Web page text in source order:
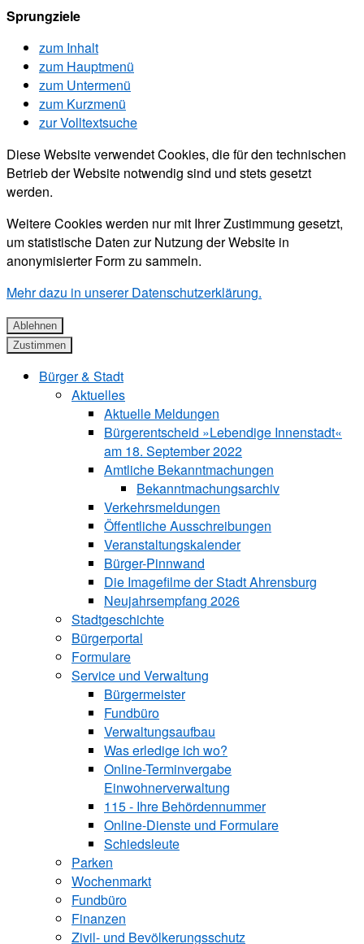
Sprungziele
zum Inhalt
zum Hauptmenü
zum Untermenü
zum Kurzmenü
zur Volltextsuche
Diese Website verwendet Cookies, die für den technischen
Betrieb der Website notwendig sind und stets gesetzt
werden.
Weitere Cookies werden nur mit Ihrer Zustimmung gesetzt,
um statistische Daten zur Nutzung der Website in
anonymisierter Form zu sammeln.
Mehr dazu in unserer Datenschutzerklärung.
Ablehnen
Zustimmen
Bürger & Stadt
Aktuelles
Aktuelle Meldungen
Bürgerentscheid »Lebendige Innenstadt«
am 18. September 2022
Amtliche Bekanntmachungen
Bekanntmachungs­archiv
Verkehrsmeldungen
Öffentliche Ausschreibungen
Veranstaltungskalender
Bürger-Pinnwand
Die Imagefilme der Stadt Ahrensburg
Neujahrsempfang 2026
Stadtgeschichte
Bürgerportal
Formulare
Service und Verwaltung
Bürgermeister
Fundbüro
Verwaltungsaufbau
Was erledige ich wo?
Online-Terminvergabe
Einwohnerverwaltung
115 - Ihre Behördennummer
Online-Dienste und Formulare
Schiedsleute
Parken
Wochenmarkt
Fundbüro
Finanzen
Zivil- und Bevölkerungsschutz